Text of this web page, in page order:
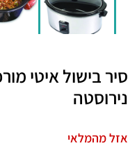
נירוסטה
אזל מהמלאי